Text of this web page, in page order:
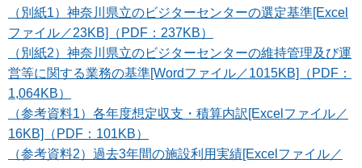
（別紙1）神奈川県立のビジターセンターの選定基準[Excel
ファイル／23KB]（PDF：237KB）
（別紙2）神奈川県立のビジターセンターの維持管理及び運
営等に関する業務の基準[Wordファイル／1015KB]（PDF：
1,064KB）
（参考資料1）各年度想定収支・積算内訳[Excelファイル／
16KB]（PDF：101KB）
（参考資料2）過去3年間の施設利用実績[Excelファイル／